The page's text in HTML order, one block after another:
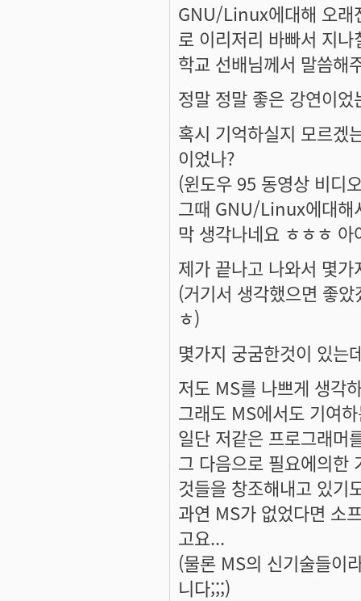
GNU/Linux에대해 오래
로 이리저리 바빠서 지나
학교 선배님께서 말씀해
정말 정말 좋은 강연이
혹시 기억하실지 모르겠
이었나?
(윈도우 95 동영상 비디
그때 GNU/Linux에대해
막 생각나네요 ㅎㅎㅎ
제가 끝나고 나와서 몇
(거기서 생각했으면 좋
ㅎ)
몇가지 궁굼한것이 있는
저도 MS를 나쁘게 생각
그래도 MS에서도 기여
일단 저같은 프로그래머
그 다음으로 필요에의한
것들을 창조해내고 있기
과연 MS가 없었다면 소
고요...
(물론 MS의 신기술들이
니다;;;)